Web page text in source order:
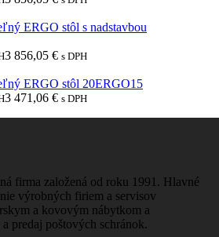
ERGO stôl s nadstavbou
3 856,05 € s DPH
ERGO stôl 20ERGO15
3 471,06 € s DPH
firma založená od roku 1991. Hlavné
výrobných firiem a servisov
a kovovým nábytkom a
predaj poštových schránok.